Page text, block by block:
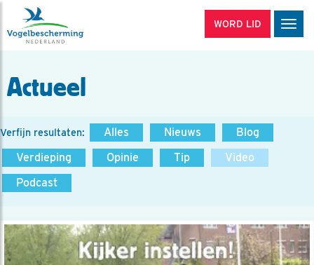
WORD LID
Actueel
Verfijn resultaten: Alles Nieuws
Blog
Verdieping
Opinie Tip
Video
Podcast